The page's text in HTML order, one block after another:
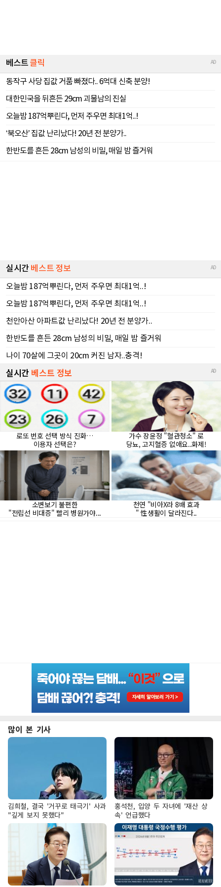
많이 본 기사
김희철, 결국 '거꾸로 태극기' 사과
"깊게 보지 못했다"
홍석천, 입양 두 자녀에 '재산 상
속' 언급했다